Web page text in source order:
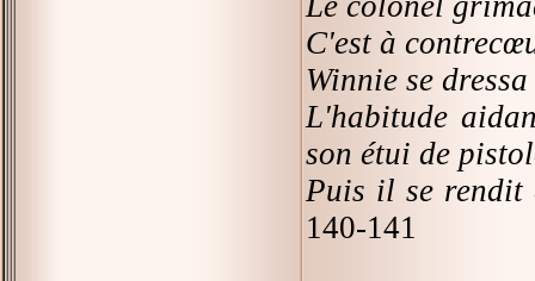
C'est à
Winnie se
L'habitude
son étui de
Puis il se rendit
140-141